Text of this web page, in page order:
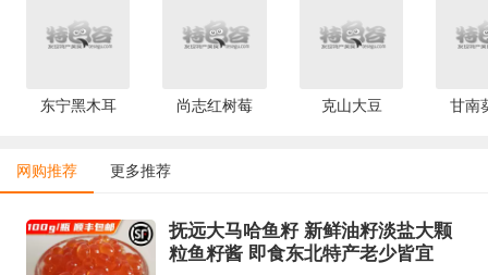
东宁黑木耳 尚志红树莓 克山大豆 甘南
网购推荐 更多推荐
抚远大马哈鱼籽 新鲜油籽淡盐大颗
粒鱼籽酱 即食东北特产老少皆宜